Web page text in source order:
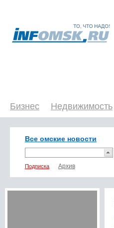
Бизнес Недвижимость
Все омские новости
Подписка